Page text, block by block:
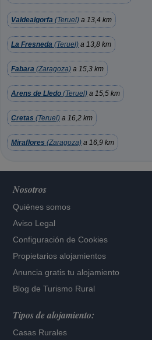
Valdealgorfa (Teruel) a 13,4 km
La Fresneda (Teruel) a 13,8 km
Fabara (Zaragoza) a 15,3 km
Arens de Lledo (Teruel) a 15,5 km
Cretas (Teruel) a 16,2 km
Miraflores (Zaragoza) a 16,9 km
Nosotros
Quiénes somos
Aviso Legal
Configuración de Cookies
Propietarios alojamientos
Anuncia gratis tu alojamiento
Blog de Turismo Rural
Tipos de alojamiento:
Casas Rurales